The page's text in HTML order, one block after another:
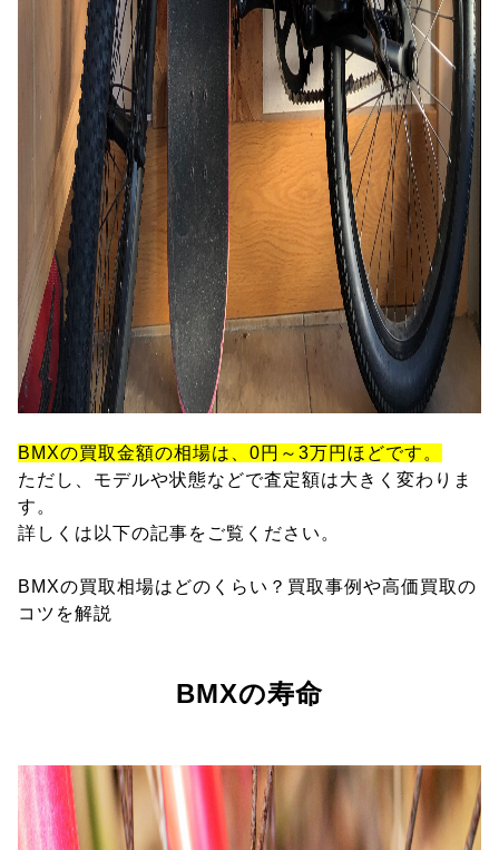
BMXの買取金額の相場は、0円～3万円ほどです。
ただし、モデルや状態などで査定額は大きく変わりま
す。
詳しくは以下の記事をご覧ください。
BMXの買取相場はどのくらい？買取事例や高価買取の
コツを解説
BMXの寿命